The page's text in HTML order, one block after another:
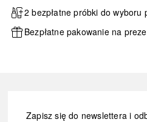
2 bezpłatne próbki do wyboru
Bezpłatne pakowanie na
Zapisz się do newslettera i